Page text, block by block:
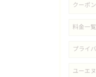
クーポン
料金一覧
プライ
ユーエ